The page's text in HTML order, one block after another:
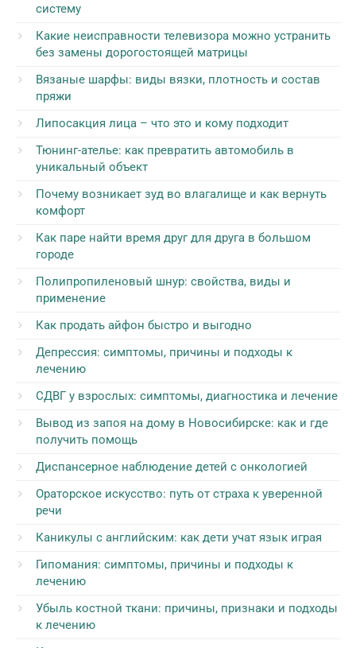
систему
Какие неисправности телевизора можно устранить
без замены дорогостоящей матрицы
Вязаные шарфы: виды вязки, плотность и состав
пряжи
Липосакция лица – что это и кому подходит
Тюнинг-ателье: как превратить автомобиль в
уникальный объект
Почему возникает зуд во влагалище и как вернуть
комфорт
Как паре найти время друг для друга в большом
городе
Полипропиленовый шнур: свойства, виды и
применение
Как продать айфон быстро и выгодно
Депрессия: симптомы, причины и подходы к
лечению
СДВГ у взрослых: симптомы, диагностика и лечение
Вывод из запоя на дому в Новосибирске: как и где
получить помощь
Диспансерное наблюдение детей с онкологией
Ораторское искусство: путь от страха к уверенной
речи
Каникулы с английским: как дети учат язык играя
Гипомания: симптомы, причины и подходы к
лечению
Убыль костной ткани: причины, признаки и подходы
к лечению